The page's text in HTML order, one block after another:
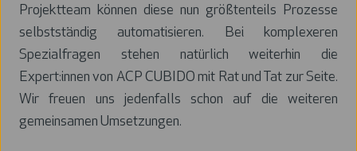
Projektteam können diese nun größtenteils Prozesse
selbstständig automatisieren. Bei komplexeren
Spezialfragen stehen natürlich weiterhin die
Expert:innen von ACP CUBIDO mit Rat und Tat zur Seite.
Wir freuen uns jedenfalls schon auf die weiteren
gemeinsamen Umsetzungen.